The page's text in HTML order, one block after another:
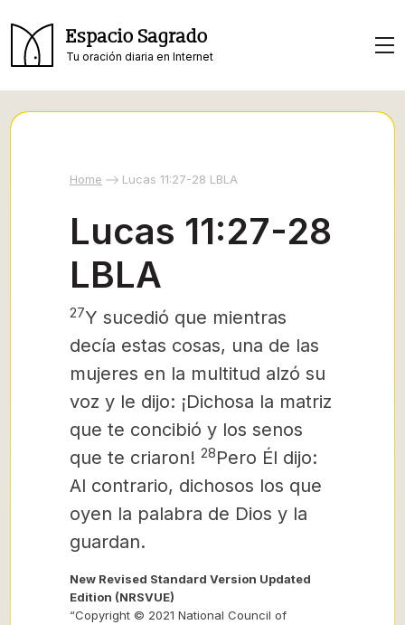
Espacio Sagrado
Tu oración diaria en Internet
Home Lucas 11:27-28 LBLA
Lucas 11:27-28
LBLA
27Y sucedió que mientras
decía estas cosas, una de las
mujeres en la multitud alzó su
voz y le dijo: ¡Dichosa la matriz
que te concibió y los senos
que te criaron! 28Pero Él dijo:
Al contrario, dichosos los que
oyen la palabra de Dios y la
guardan.
New Revised Standard Version Updated
Edition (NRSVUE)
“Copyright © 2021 National Council of